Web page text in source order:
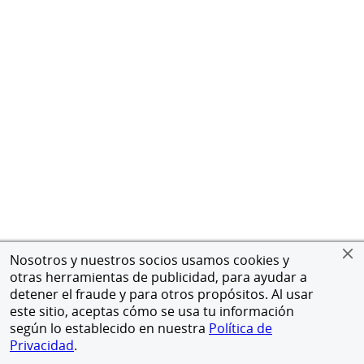
Nosotros y nuestros socios usamos cookies y
otras herramientas de publicidad, para ayudar a
detener el fraude y para otros propósitos. Al usar
este sitio, aceptas cómo se usa tu información
según lo establecido en nuestra Política de
Privacidad.